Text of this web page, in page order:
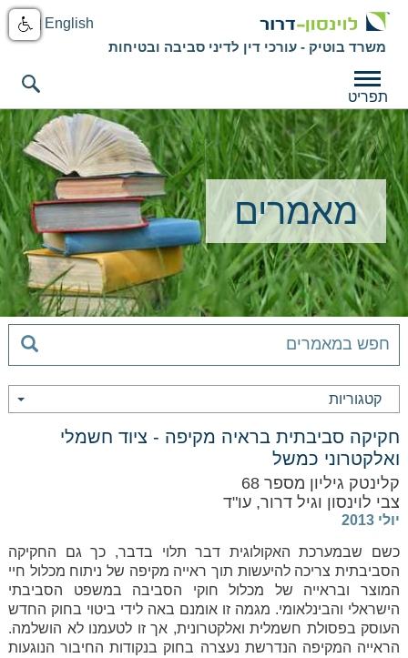
English
משרד בוטיק - עורכי דין לדיני סביבה ובטיחות
תפריט
מאמרים
קטגוריות
חקיקה סביבתית בראיה מקיפה - ציוד חשמלי
ואלקטרוני כמשל
קלינטק גיליון מספר 68
צבי לוינסון וגיל דרור, עו"ד
יולי 2013
כשם שבמערכת האקולוגית דבר תלוי בדבר, כך גם החקיקה
הסביבתית צריכה להיעשות תוך ראייה מקיפה של ניתוח מכלול חיי
המוצר ובראייה של מכלול חוקי הסביבה במשפט הסביבתי
הישראלי והבינלאומי. מגמה זו אומנם באה לידי ביטוי בחוק החדש
העוסק בפסולת חשמלית ואלקטרונית, אך זו לטעמנו לא הושלמה.
הראייה המקיפה הנדרשת נעצרה בחוק בנקודות החיבור הנוגעות